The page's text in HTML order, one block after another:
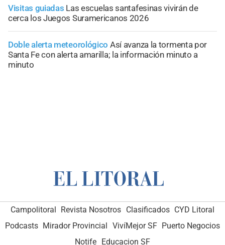
Visitas guiadas Las escuelas santafesinas vivirán de
cerca los Juegos Suramericanos 2026
Doble alerta meteorológico Así avanza la tormenta por
Santa Fe con alerta amarilla; la información minuto a
minuto
Campolitoral Revista Nosotros Clasificados CYD Litoral
Podcasts Mirador Provincial VivíMejor SF Puerto Negocios
Notife Educacion SF